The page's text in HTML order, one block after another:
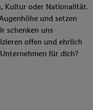
Kultur oder Nationalität.
und setzen
schenken uns
offen und ehrlich
für dich?